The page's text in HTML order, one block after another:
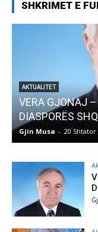
SHKRIMET E
AKTUALITET
VERA GJONAJ
DIASPORËS
Gjin Musa - 20 Shtator